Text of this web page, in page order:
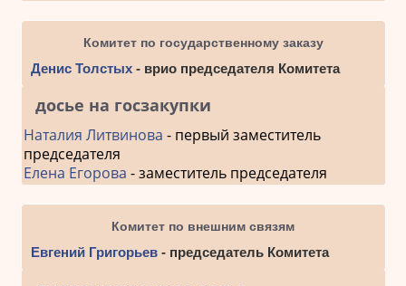
Комитет по государственному заказу
Денис Толстых- врио председателя Комитета
досье на госзакупки
Наталия Литвинова - первый заместитель
председателя
Елена Егорова - заместитель председателя
Комитет по внешним связям
Евгений Григорьев- председатель Комитета